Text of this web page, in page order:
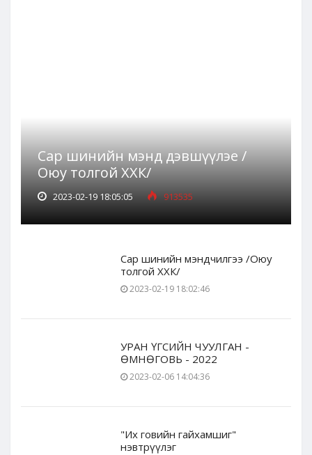
Сар шинийн мэнд дэвшүүлэе /
Оюу толгой ХХК/
2023-02-19 18:05:05 913535
Сар шинийн мэндчилгээ /Оюу
толгой ХХК/
2023-02-19 18:02:46
УРАН ҮГСИЙН ЧУУЛГАН -
ӨМНӨГОВЬ - 2022
2023-02-06 14:04:36
"Их говийн гайхамшиг"
нэвтрүүлэг